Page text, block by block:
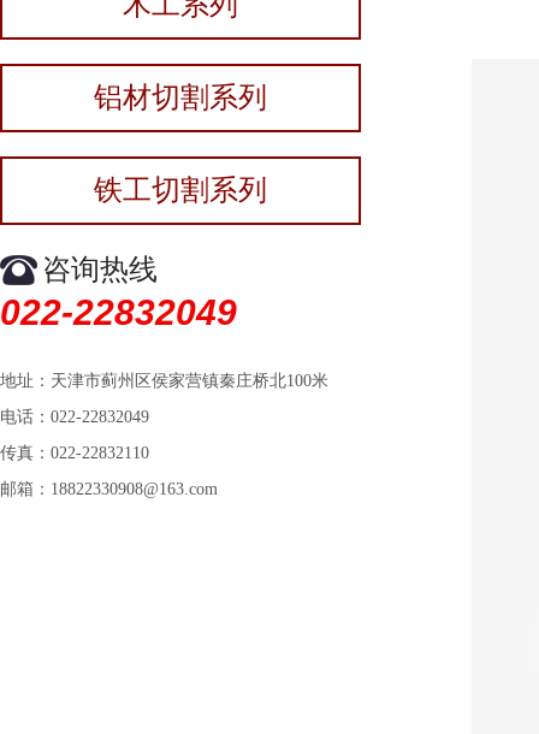
铝材切割系列
铁工切割系列
咨询热线
022-22832049
地址：天津市蓟州区侯家营镇秦庄桥北100米
电话：022-22832049
传真：022-22832110
邮箱：18822330908@163.com